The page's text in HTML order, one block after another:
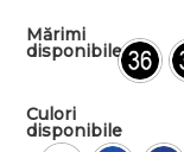
Mărimi
disponibile
Culori
disponibile